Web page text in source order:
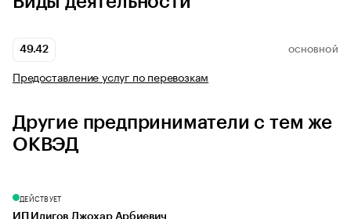
49.42 ОСНОВНОЙ
Предоставление услуг по перевозкам
Другие предприниматели с тем же
ОКВЭД
ДЕЙСТВУЕТ